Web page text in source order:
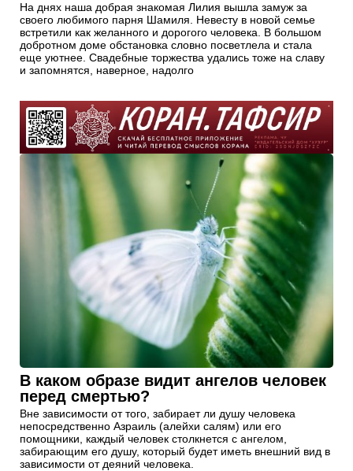
На днях наша добрая знакомая Лилия вышла замуж за
своего любимого парня Шамиля. Невесту в новой семье
встретили как желанного и дорогого человека. В большом
добротном доме обстановка словно посветлела и стала
еще уютнее. Свадебные торжества удались тоже на славу
и запомнятся, наверное, надолго
В каком образе видит ангелов человек
перед смертью?
Вне зависимости от того, забирает ли душу человека
непосредственно Азраиль (алейхи салям) или его
помощники, каждый человек столкнется с ангелом,
забирающим его душу, который будет иметь внешний вид в
зависимости от деяний человека.